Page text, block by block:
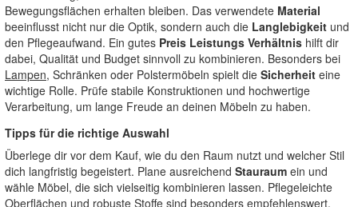
Bewegungsflächen erhalten bleiben. Das verwendete Material
beeinflusst nicht nur die Optik, sondern auch die Langlebigkeit und
den Pflegeaufwand. Ein gutes Preis Leistungs Verhältnis hilft dir
dabei, Qualität und Budget sinnvoll zu kombinieren. Besonders bei
Lampen, Schränken oder Polstermöbeln spielt die Sicherheit eine
wichtige Rolle. Prüfe stabile Konstruktionen und hochwertige
Verarbeitung, um lange Freude an deinen Möbeln zu haben.
Tipps für die richtige Auswahl
Überlege dir vor dem Kauf, wie du den Raum nutzt und welcher Stil
dich langfristig begeistert. Plane ausreichend Stauraum ein und
wähle Möbel, die sich vielseitig kombinieren lassen. Pflegeleichte
Oberflächen und robuste Stoffe sind besonders empfehlenswert,